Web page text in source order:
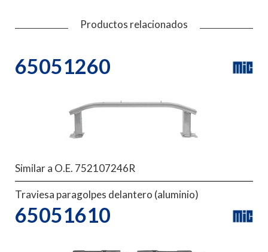
Productos relacionados
65051260
Similar a O.E. 752107246R
Traviesa paragolpes delantero (aluminio)
65051610